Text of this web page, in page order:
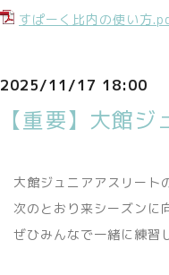
すぱーく比内の使い方
2025/11/17 18:00
【重要】大館
大館ジュニアアスリート
次のとおり来シーズンに
ぜひみんなで一緒に練習